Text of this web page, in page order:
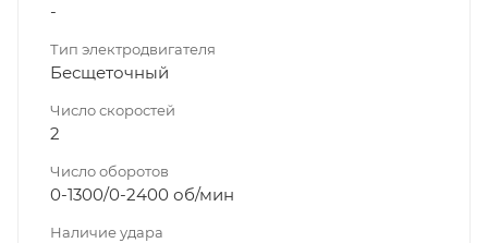
-
Тип электродвигателя
Бесщеточный
Число скоростей
2
Число оборотов
0-1300/0-2400 об/мин
Наличие удара